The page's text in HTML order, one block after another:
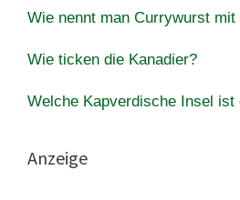
Wie nennt man Currywurst mit
Wie ticken die Kanadier?
Welche Kapverdische Insel ist
Anzeige